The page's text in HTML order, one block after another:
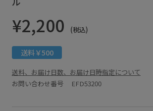
¥2,200 (税込)
送料￥500
送料、お届け日数、お届け日時指定について
お問い合わせ番号 EFD53200